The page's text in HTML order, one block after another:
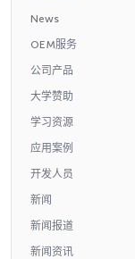
News
OEM服务
公司产品
大学赞助
学习资源
应用案例
开发人员
新闻
新闻报道
新闻资讯